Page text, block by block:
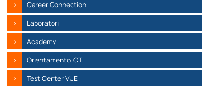
Career Connection
Laboratori
Academy
Orientamento ICT
Test Center VUE